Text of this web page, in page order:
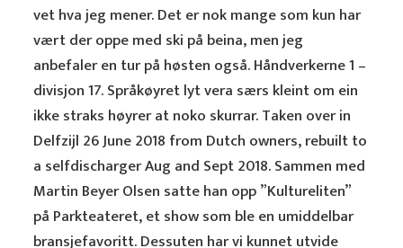
vet hva jeg mener. Det er nok mange som kun har
vært der oppe med ski på beina, men jeg
anbefaler en tur på høsten også. Håndverkerne 1 –
divisjon 17. Språkøyret lyt vera særs kleint om ein
ikke straks høyrer at noko skurrar. Taken over in
Delfzijl 26 June 2018 from Dutch owners, rebuilt to
a selfdischarger Aug and Sept 2018. Sammen med
Martin Beyer Olsen satte han opp ”Kultureliten”
på Parkteateret, et show som ble en umiddelbar
bransjefavoritt. Dessuten har vi kunnet utvide